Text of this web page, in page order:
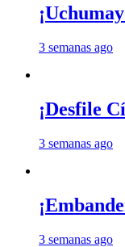
3 semanas ago
¡Desfile
3 semanas ago
3 semanas ago